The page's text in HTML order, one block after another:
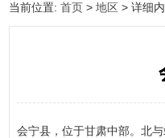
当前位置:首页 >地区 > 详细
会宁县，位于甘肃中部。北